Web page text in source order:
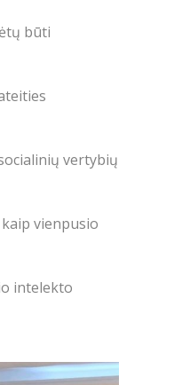
būti
vertybių
vienpusio
intelekto